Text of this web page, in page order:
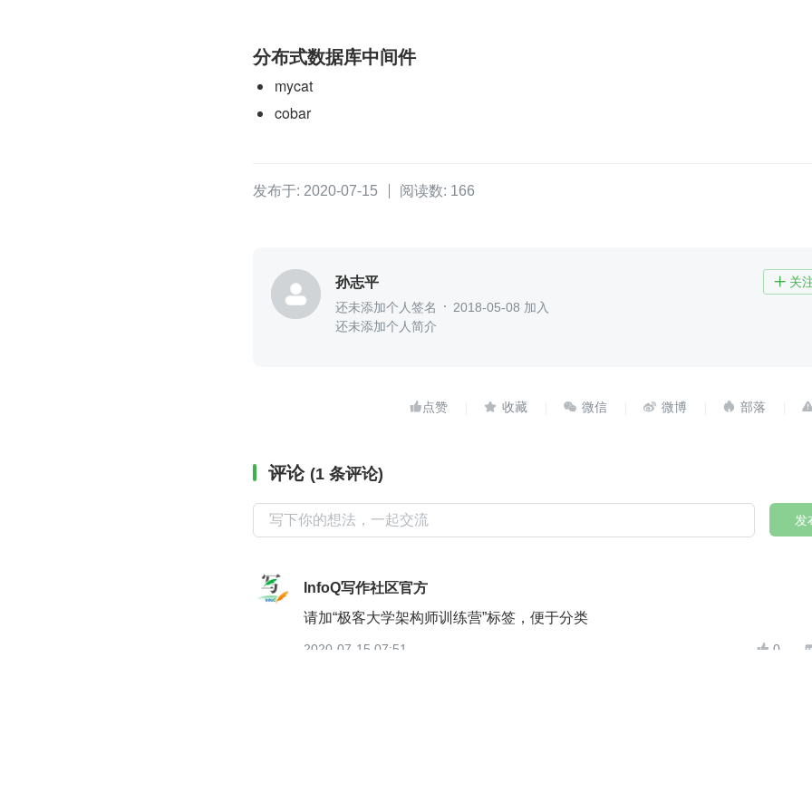
分布式数据库中间件
mycat
cobar
发布于: 2020-07-15 阅读数: 166
孙志平  关
还未添加个人签名
2018-05-08 加入
还未添加个人简介
    
评论 (1 条评论)
发
InfoQ写作社区官方
请加“极客大学架构师训练营”标签，便于分类
2020-07-15 07:51  0